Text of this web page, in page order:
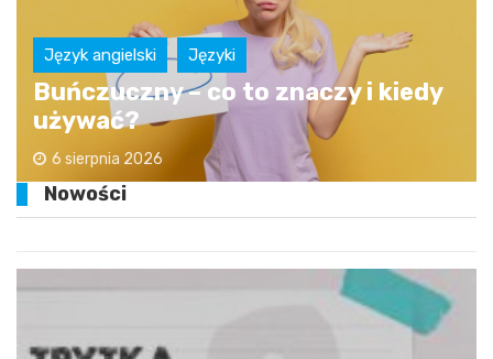
Język angielski Języki
Buńczuczny – co to znaczy i kiedy
używać?
6 sierpnia 2026
Nowości